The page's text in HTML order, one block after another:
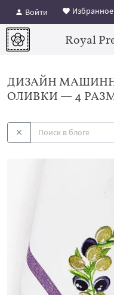
Войти Избранное
Royal
ДИЗАЙН
ОЛИВКИ — 4